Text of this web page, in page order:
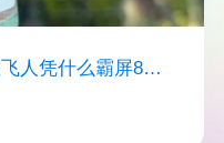
人凭什么霸屏8万